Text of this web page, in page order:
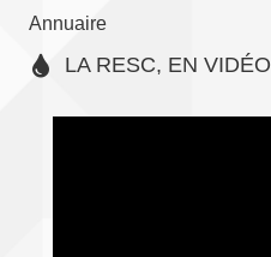
Annuaire
LA RESC, EN VIDÉO